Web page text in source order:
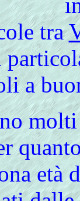
tra
a
età